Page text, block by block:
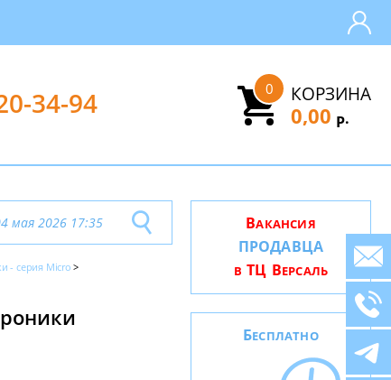
34-94 КОРЗИНА
0
0,00 Р.
мая 2026 17:35
- серия Micro
ВАКАНСИЯ
ПРОДАВЦА
В ТЦ ВЕРСАЛЬ
БЕСПЛАТНО